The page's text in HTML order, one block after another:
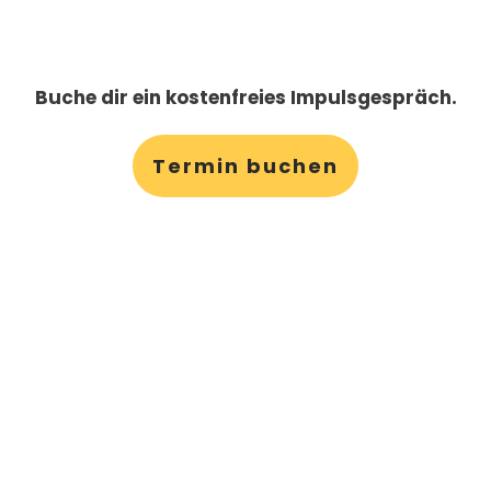
Buche dir ein kostenfreies Impulsgespräch.
Termin buchen